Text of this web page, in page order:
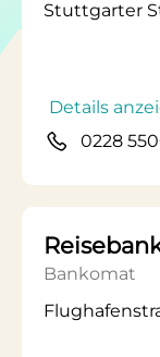
Stuttgarter
Details
0228
Bankomat